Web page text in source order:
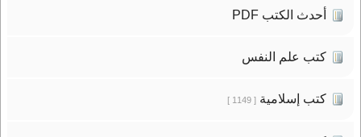
أحدث الكتب PDF
كتب علم النفس
كتب إسلامية[ 1149 ]